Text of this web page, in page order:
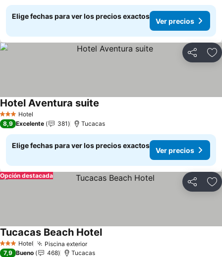
Elige fechas para ver los precios exactos
Ver precios
Compartir
3 Estrellas
Hotel
Hotel Aventura suite
8,9 Excelente 381 Tucacas
Elige fechas para ver los precios exactos
Ver precios
Compartir
Opción destacada
3 Estrellas
Hotel Piscina exteriorVer precios
Tucacas Beach HotelVer precios
7,9 Bueno 468 Tucacas